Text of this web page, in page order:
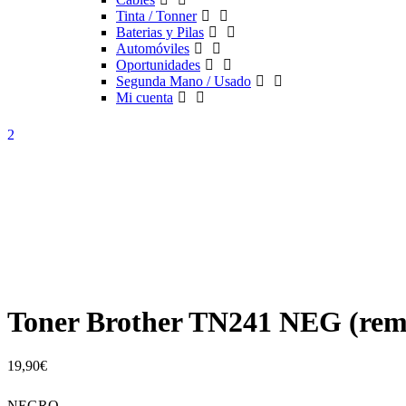
Tinta / Tonner
Baterias y Pilas
Automóviles
Oportunidades
Segunda Mano / Usado
Mi cuenta
Toner Brother TN241 NEG
19,90€